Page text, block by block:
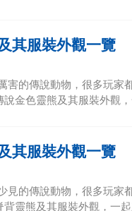
其服裝外觀一覽
害的傳說動物，很多玩
金色靈熊及其服裝外觀
其服裝外觀一覽
見的傳說動物，很多玩
靈熊及其服裝外觀，一